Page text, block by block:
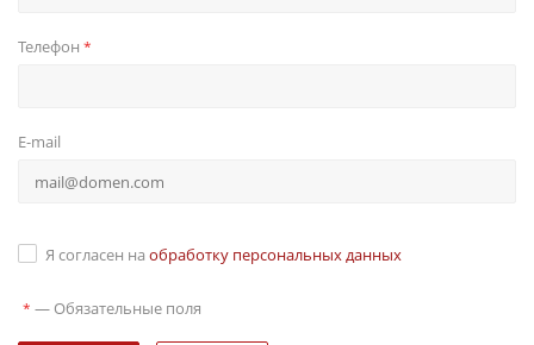
Телефон *
E-mail
Я согласен на обработку персональных данных
* — Обязательные поля